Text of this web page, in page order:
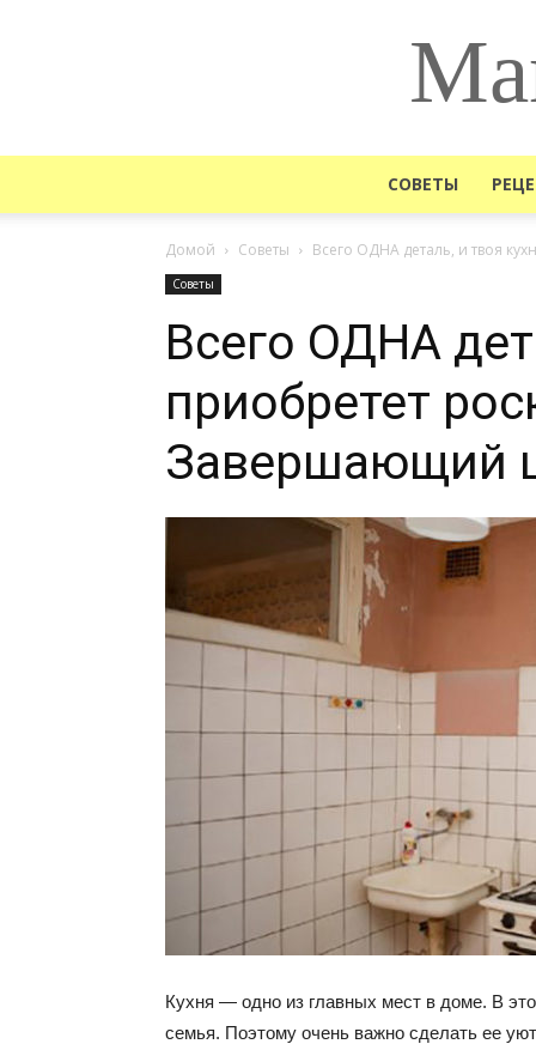
СОВЕТЫ
Домой Советы Всего ОДНА деталь, и твоя
Советы
Всего ОДНА
приобретет
Завершающий
Кухня — одно из главных мест в доме. В
семья. Поэтому очень важно сделать ее